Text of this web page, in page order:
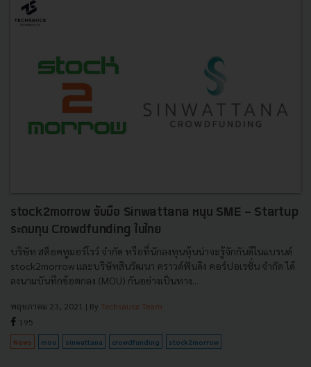
stock2morrow จับมือ Sinwattana หนุน SME - Startup
ระดมทุน Crowdfunding ในไทย
บริษัท สต็อคทูมอร์โรว์ จํากัด หรือที่นักลงทุนหุ้นน่าจะรู้จักกันดีในแบรนด์
stock2morrow และบริษัทสินวัฒนา คราวด์ฟันดิง คอร์ปอเรชั่น จำกัด ได้
ลงนามบันทึกข้อตกลง (MOU) กันอย่างเป็นทาง...
พฤษภาคม 23, 2021 | By Techsauce Team
195
News mou sinwattana crowdfunding stock2morrow